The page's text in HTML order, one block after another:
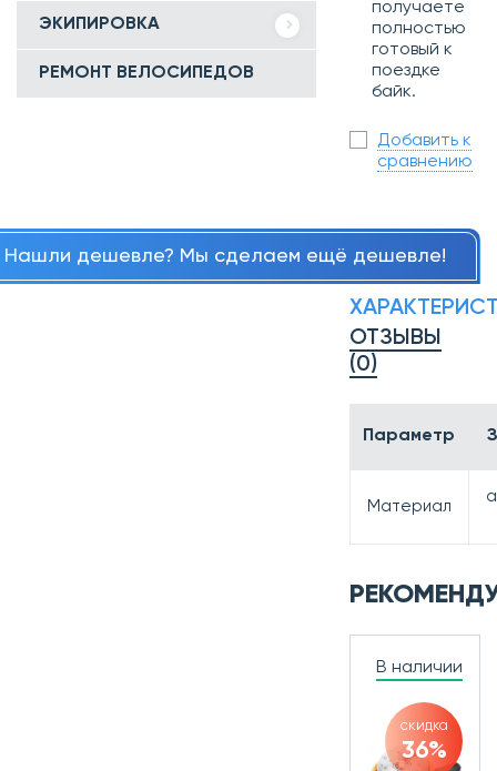
ЭКИПИРОВКА
РЕМОНТ ВЕЛОСИПЕДОВ
получаете
полностью
готовый к
поездке
байк.
Добавить к
сравнению
Нашли дешевле? Мы сделаем ещё дешевле!
ОТЗЫВЫ
(0)
Параметр
Материал
В наличии
скидка
36%